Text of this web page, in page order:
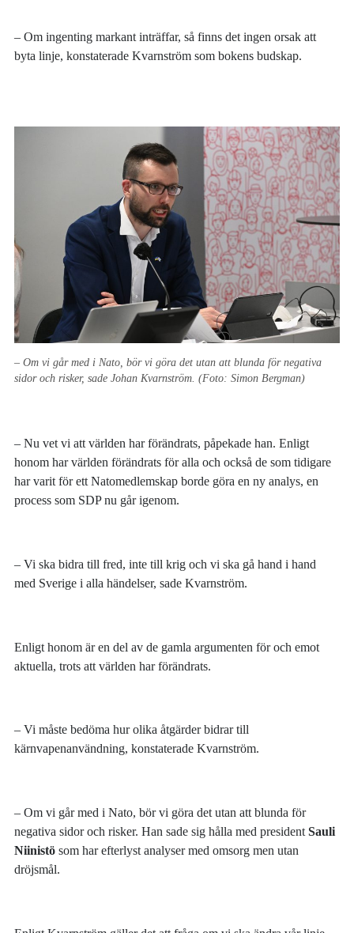
– Om ingenting markant inträffar, så finns det ingen orsak att
byta linje, konstaterade Kvarnström som bokens budskap.
– Om vi går med i Nato, bör vi göra det utan att blunda för negativa
sidor och risker, sade Johan Kvarnström. (Foto: Simon Bergman)
– Nu vet vi att världen har förändrats, påpekade han. Enligt
honom har världen förändrats för alla och också de som tidigare
har varit för ett Natomedlemskap borde göra en ny analys, en
process som SDP nu går igenom.
– Vi ska bidra till fred, inte till krig och vi ska gå hand i hand
med Sverige i alla händelser, sade Kvarnström.
Enligt honom är en del av de gamla argumenten för och emot
aktuella, trots att världen har förändrats.
– Vi måste bedöma hur olika åtgärder bidrar till
kärnvapenanvändning, konstaterade Kvarnström.
– Om vi går med i Nato, bör vi göra det utan att blunda för
negativa sidor och risker. Han sade sig hålla med presidentSauli
Niinistösom har efterlyst analyser med omsorg men utan
dröjsmål.